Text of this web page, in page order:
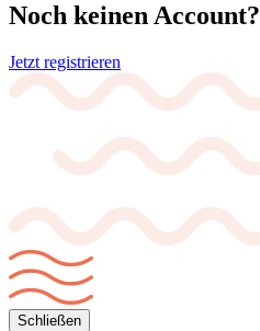
Noch keinen Account?
Jetzt registrieren
Schließen